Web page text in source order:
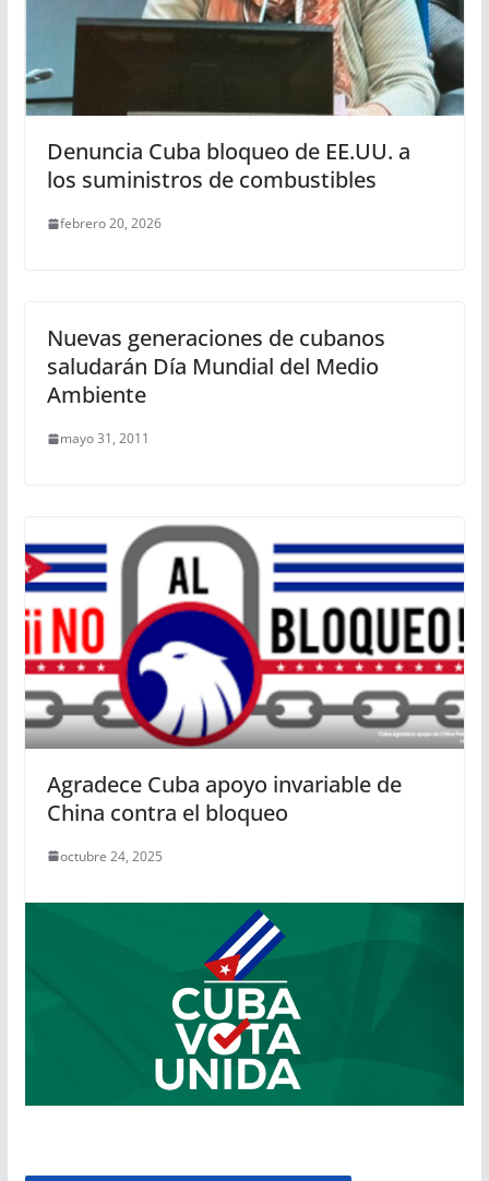
Denuncia Cuba bloqueo de EE.UU. a
los suministros de combustibles
febrero 20, 2026
Nuevas generaciones de cubanos
saludarán Día Mundial del Medio
Ambiente
mayo 31, 2011
Agradece Cuba apoyo invariable de
China contra el bloqueo
octubre 24, 2025